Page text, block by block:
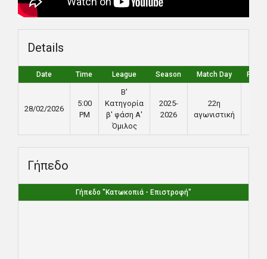
Details
Date Time League Season Match Day Full
28/02/2026
5:00
PM
Β'
Κατηγορία
β' φάση Α'
Όμιλος
2025-
2026
22η
αγωνιστική
Γήπεδο
Γήπεδο "Κατωκοπιά - Επιστροφή"